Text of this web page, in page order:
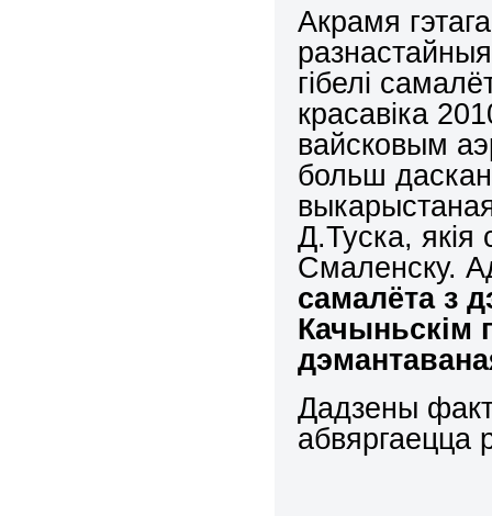
Акрамя
гібелі
красавіка
вайсковым
больш
Д.Туска, якія
Смаленску.
самалёта з
Качыньскім
Дадзены
абвяргаецца